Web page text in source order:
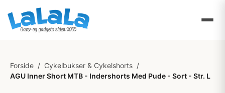
Forside / Cykelbukser & Cykelshorts /
AGU Inner Short MTB - Indershorts Med Pude - Sort - Str. L